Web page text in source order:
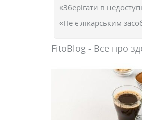
«Зберігати в
«Не є лікарським
FitoBlog - Все про